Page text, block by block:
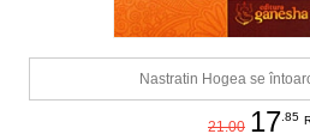
Nastratin Hogea se
21.00 17.85